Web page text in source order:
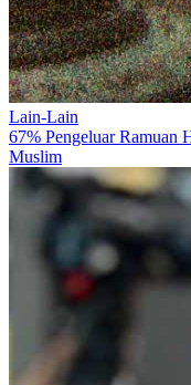
Lain-Lain
67% Pengeluar Ramuan
Muslim